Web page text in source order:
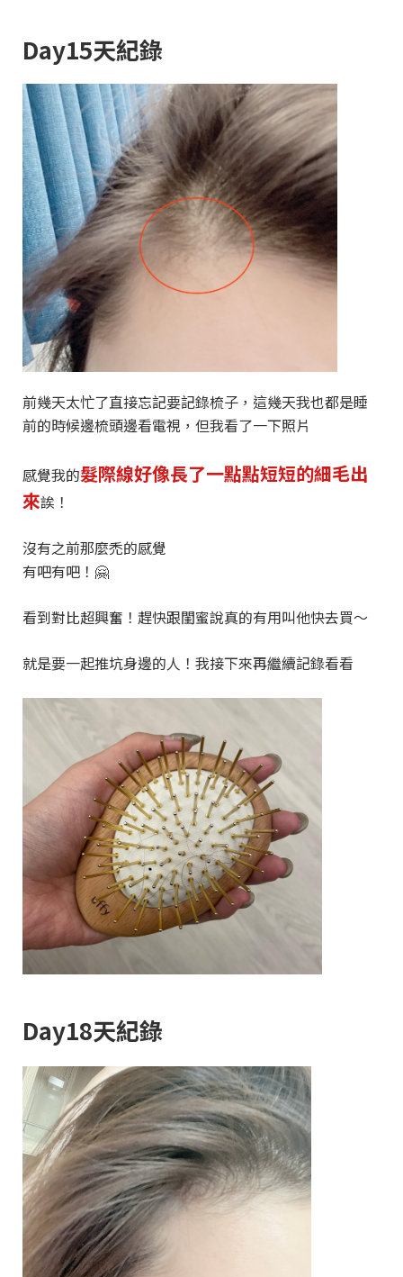
Day15天紀錄
前幾天太忙了直接忘記要記錄梳子，這幾天我也都是睡
前的時候邊梳頭邊看電視，但我看了一下照片
感覺我的髮際線好像長了一點點短短的細毛出
來誒！
沒有之前那麼禿的感覺
有吧有吧！🤗
看到對比超興奮！趕快跟閨蜜說真的有用叫他快去買～
就是要一起推坑身邊的人！我接下來再繼續記錄看看
Day18天紀錄